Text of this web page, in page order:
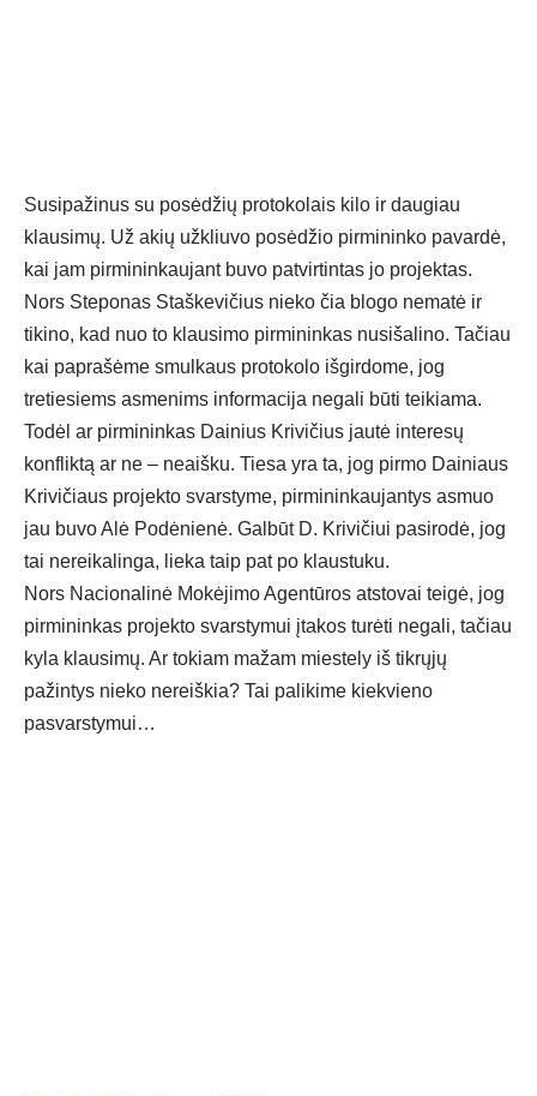
Susipažinus su posėdžių protokolais kilo ir daugiau
klausimų. Už akių užkliuvo posėdžio pirmininko pavardė,
kai jam pirmininkaujant buvo patvirtintas jo projektas.
Nors Steponas Staškevičius nieko čia blogo nematė ir
tikino, kad nuo to klausimo pirmininkas nusišalino. Tačiau
kai paprašėme smulkaus protokolo išgirdome, jog
tretiesiems asmenims informacija negali būti teikiama.
Todėl ar pirmininkas Dainius Krivičius jautė interesų
konfliktą ar ne – neaišku. Tiesa yra ta, jog pirmo Dainiaus
Krivičiaus projekto svarstyme, pirmininkaujantys asmuo
jau buvo Alė Podėnienė. Galbūt D. Krivičiui pasirodė, jog
tai nereikalinga, lieka taip pat po klaustuku.
Nors Nacionalinė Mokėjimo Agentūros atstovai teigė, jog
pirmininkas projekto svarstymui įtakos turėti negali, tačiau
kyla klausimų. Ar tokiam mažam miestely iš tikrųjų
pažintys nieko nereiškia? Tai palikime kiekvieno
pasvarstymui…